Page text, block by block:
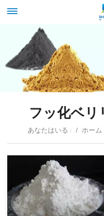
フッ化ベリ
あなたはいる : / ホーム